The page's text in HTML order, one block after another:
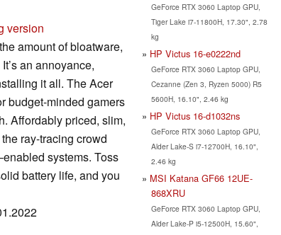
version
amount of bloatware,
an annoyance,
it all. The Acer
budget-minded gamers
Affordably priced, slim,
ray-tracing crowd
systems. Toss
battery life, and you
GeForce RTX 3060 Laptop GPU,
Tiger Lake i7-11800H, 17.30", 2.78
kg
HP Victus 16-e0222nd
GeForce RTX 3060 Laptop GPU,
Cezanne (Zen 3, Ryzen 5000) R5
5600H, 16.10", 2.46 kg
HP Victus 16-d1032ns
GeForce RTX 3060 Laptop GPU,
Alder Lake-S i7-12700H, 16.10",
2.46 kg
MSI Katana GF66 12UE-
868XRU
GeForce RTX 3060 Laptop GPU,
Alder Lake-P i5-12500H, 15.60",